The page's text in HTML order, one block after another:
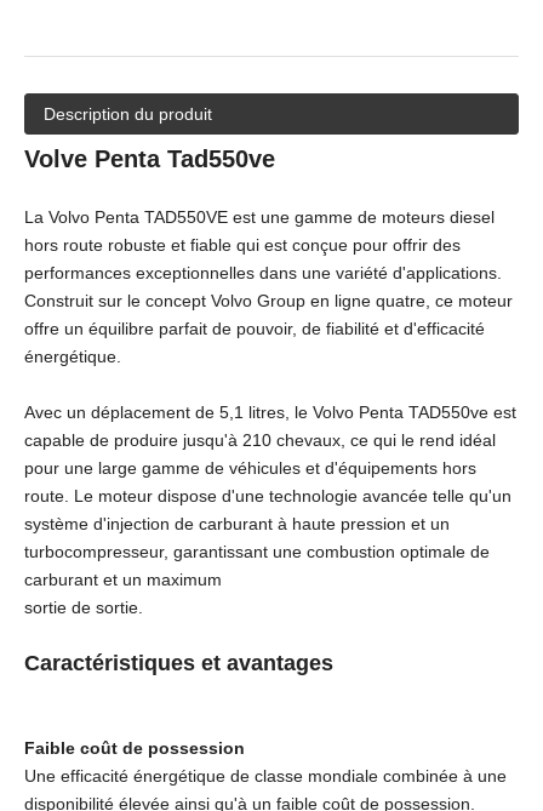
Description du produit
Volve Penta Tad550ve
La Volvo Penta TAD550VE est une gamme de moteurs diesel
hors route robuste et fiable qui est conçue pour offrir des
performances exceptionnelles dans une variété d'applications.
Construit sur le concept Volvo Group en ligne quatre, ce moteur
offre un équilibre parfait de pouvoir, de fiabilité et d'efficacité
énergétique.
Avec un déplacement de 5,1 litres, le Volvo Penta TAD550ve est
capable de produire jusqu'à 210 chevaux, ce qui le rend idéal
pour une large gamme de véhicules et d'équipements hors
route. Le moteur dispose d'une technologie avancée telle qu'un
système d'injection de carburant à haute pression et un
turbocompresseur, garantissant une combustion optimale de
carburant et un maximum
sortie de sortie.
Caractéristiques et avantages
Faible coût de possession
Une efficacité énergétique de classe mondiale combinée à une
disponibilité élevée ainsi qu'à un faible coût de possession.